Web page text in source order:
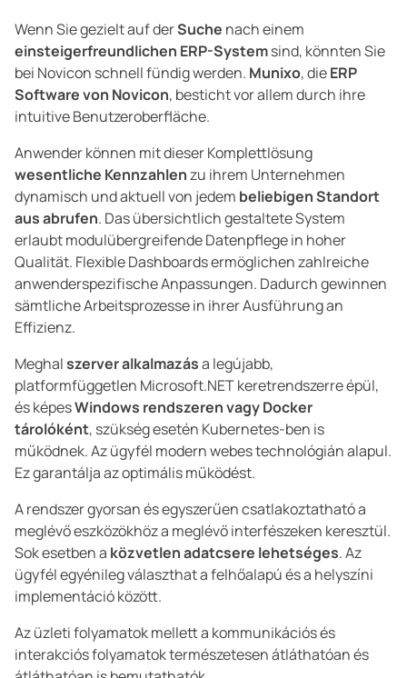
Wenn Sie gezielt auf derSuche nach einem
einsteigerfreundlichen ERP-Systemsind, könnten Sie
bei Novicon schnell fündig werden. Munixo, dieERP
Software von Novicon, besticht vor allem durch ihre
intuitive Benutzeroberfläche.
Anwender können mit dieser Komplettlösung
wesentliche Kennzahlenzu ihrem Unternehmen
dynamisch und aktuell von jedem beliebigen Standort
aus abrufen. Das übersichtlich gestaltete System
erlaubt modulübergreifende Datenpflege in hoher
Qualität. Flexible Dashboards ermöglichen zahlreiche
anwenderspezifische Anpassungen. Dadurch gewinnen
sämtliche Arbeitsprozesse in ihrer Ausführung an
Effizienz.
Meghalszerver alkalmazása legújabb,
platformfüggetlen Microsoft.NET keretrendszerre épül,
és képesWindows rendszeren vagy Docker
tárolóként, szükség esetén Kubernetes-ben is
működnek. Az ügyfél modern webes technológián alapul.
Ez garantálja az optimális működést.
A rendszer gyorsan és egyszerűen csatlakoztatható a
meglévő eszközökhöz a meglévő interfészeken keresztül.
Sok esetben a közvetlen adatcsere lehetséges. Az
ügyfél egyénileg választhat a felhőalapú és a helyszíni
implementáció között.
Az üzleti folyamatok mellett a kommunikációs és
interakciós folyamatok természetesen átláthatóan és